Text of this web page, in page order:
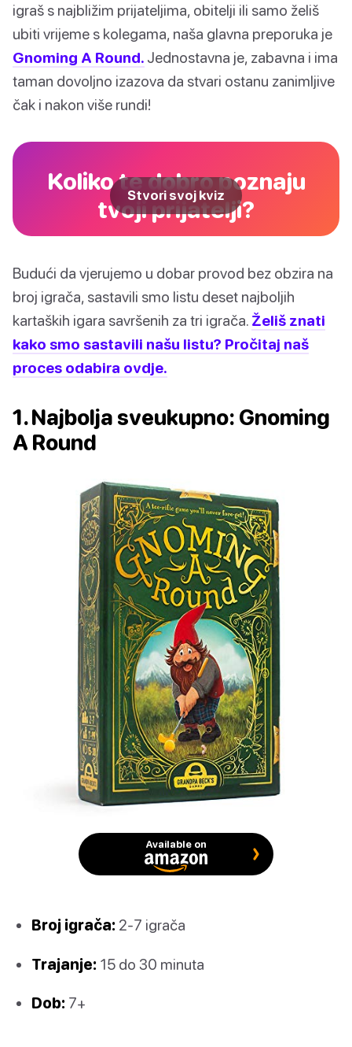
igraš s najbližim prijateljima, obitelji ili samo želiš
ubiti vrijeme s kolegama, naša glavna preporuka je
Gnoming A Round. Jednostavna je, zabavna i ima
taman dovoljno izazova da stvari ostanu zanimljive
čak i nakon više rundi!
Koliko te dobro poznaju
tvoji prijatelji?
Stvori svoj kviz
Budući da vjerujemo u dobar provod bez obzira na
broj igrača, sastavili smo listu deset najboljih
kartaških igara savršenih za tri igrača. Želiš znati
kako smo sastavili našu listu? Pročitaj naš
proces odabira ovdje.
1. Najbolja sveukupno: Gnoming
A Round
Available on
Broj igrača: 2-7 igrača
Trajanje: 15 do 30 minuta
Dob: 7+